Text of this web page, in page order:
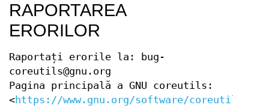
RAPORTAREA
ERORILOR
Raportați erorile la: bug-
coreutils@gnu.org
Pagina principală a GNU coreutils:
<https://www.gnu.org/software/coreutils/